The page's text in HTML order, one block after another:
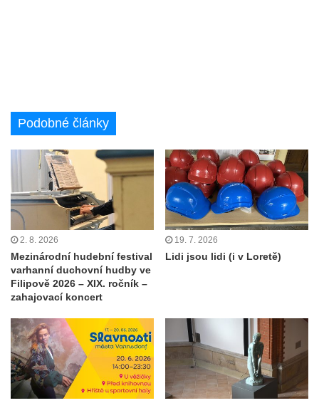
Podobné články
2. 8. 2026
Mezinárodní hudební festival
varhanní duchovní hudby ve
Filipově 2026 – XIX. ročník –
zahajovací koncert
19. 7. 2026
Lidi jsou lidi (i v Loretě)